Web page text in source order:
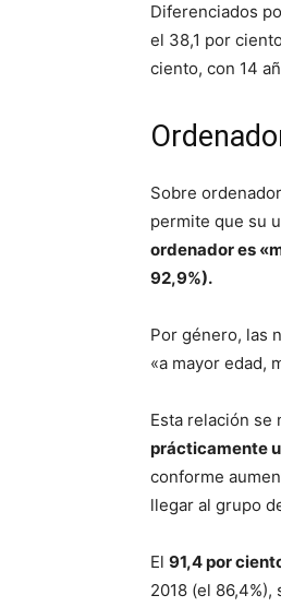
Diferenciados
el 38,1 por
ciento, con 14
Sobre
permite que su
ordenador es
92,9%).
Por género, las
«a mayor edad,
Esta relación se
prácticamente
conforme
llegar al grupo
El 91,4 por
2018 (el